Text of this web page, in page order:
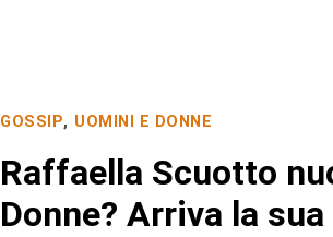
GOSSIP, UOMINI E DONNE
Raffaella Scuotto
Donne? Arriva la